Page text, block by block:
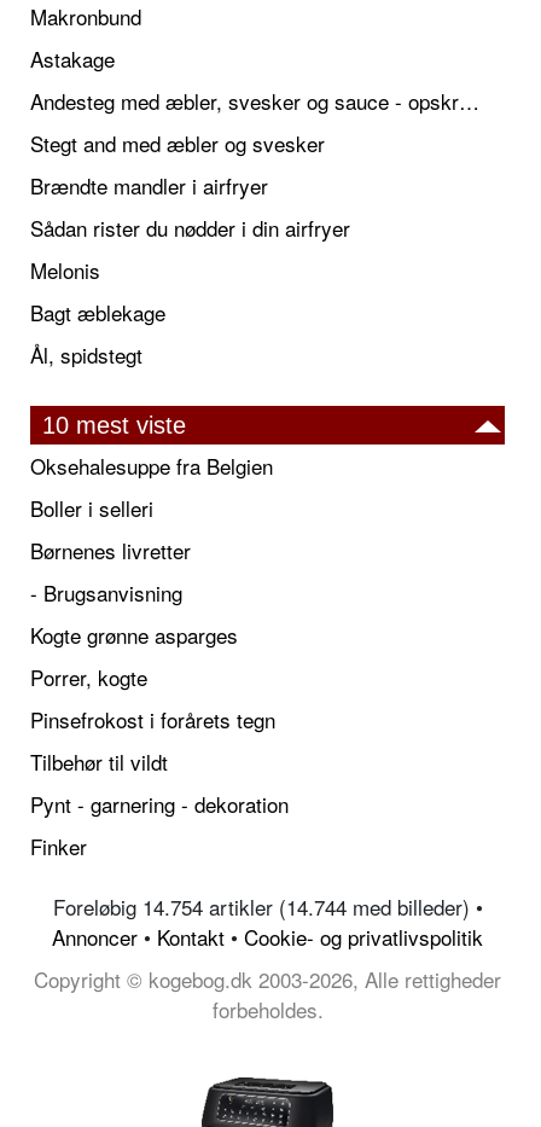
Makronbund
Astakage
Andesteg med æbler, svesker og sauce - opskrift også til jul
Stegt and med æbler og svesker
Brændte mandler i airfryer
Sådan rister du nødder i din airfryer
Melonis
Bagt æblekage
Ål, spidstegt
10 mest viste
Oksehalesuppe fra Belgien
Boller i selleri
Børnenes livretter
- Brugsanvisning
Kogte grønne asparges
Porrer, kogte
Pinsefrokost i forårets tegn
Tilbehør til vildt
Pynt - garnering - dekoration
Finker
Foreløbig 14.754 artikler (14.744 med billeder) •
Annoncer • Kontakt • Cookie- og privatlivspolitik
Copyright © kogebog.dk 2003-2026, Alle rettigheder
forbeholdes.